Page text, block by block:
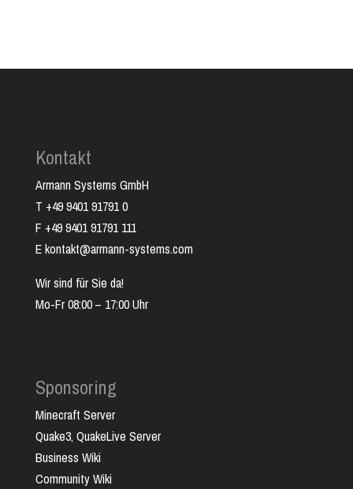
Kontakt
Armann Systems GmbH
T +49 9401 91791 0
F +49 9401 91791 111
E kontakt@armann-systems.com
Wir sind für Sie da!
Mo-Fr 08:00 – 17:00 Uhr
Sponsoring
Minecraft Server
Quake3, QuakeLive Server
Business Wiki
Community Wiki